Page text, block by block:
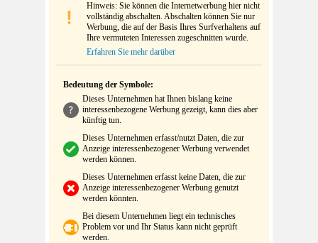
Hinweis: Sie können die Internetwerbung hier nicht
vollständig abschalten. Abschalten können Sie nur
Werbung, die auf der Basis Ihres Surfverhaltens auf
Ihre vermuteten Interessen zugeschnitten wurde.
Erfahren Sie mehr darüber
Bedeutung der Symbole:
Dieses Unternehmen hat Ihnen bislang keine
interessenbezogene Werbung gezeigt, kann dies aber
künftig tun.
Dieses Unternehmen erfasst/nutzt Daten, die zur
Anzeige interessenbezogener Werbung verwendet
werden können.
Dieses Unternehmen erfasst keine Daten, die zur
Anzeige interessenbezogener Werbung genutzt
werden könnten.
Bei diesem Unternehmen liegt ein technisches
Problem vor und Ihr Status kann nicht geprüft
werden.